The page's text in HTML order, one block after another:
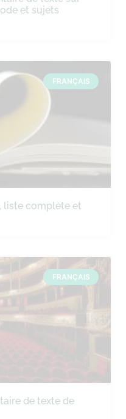
et sujets
FRANÇAIS
liste complète et
FRANÇAIS
de texte de